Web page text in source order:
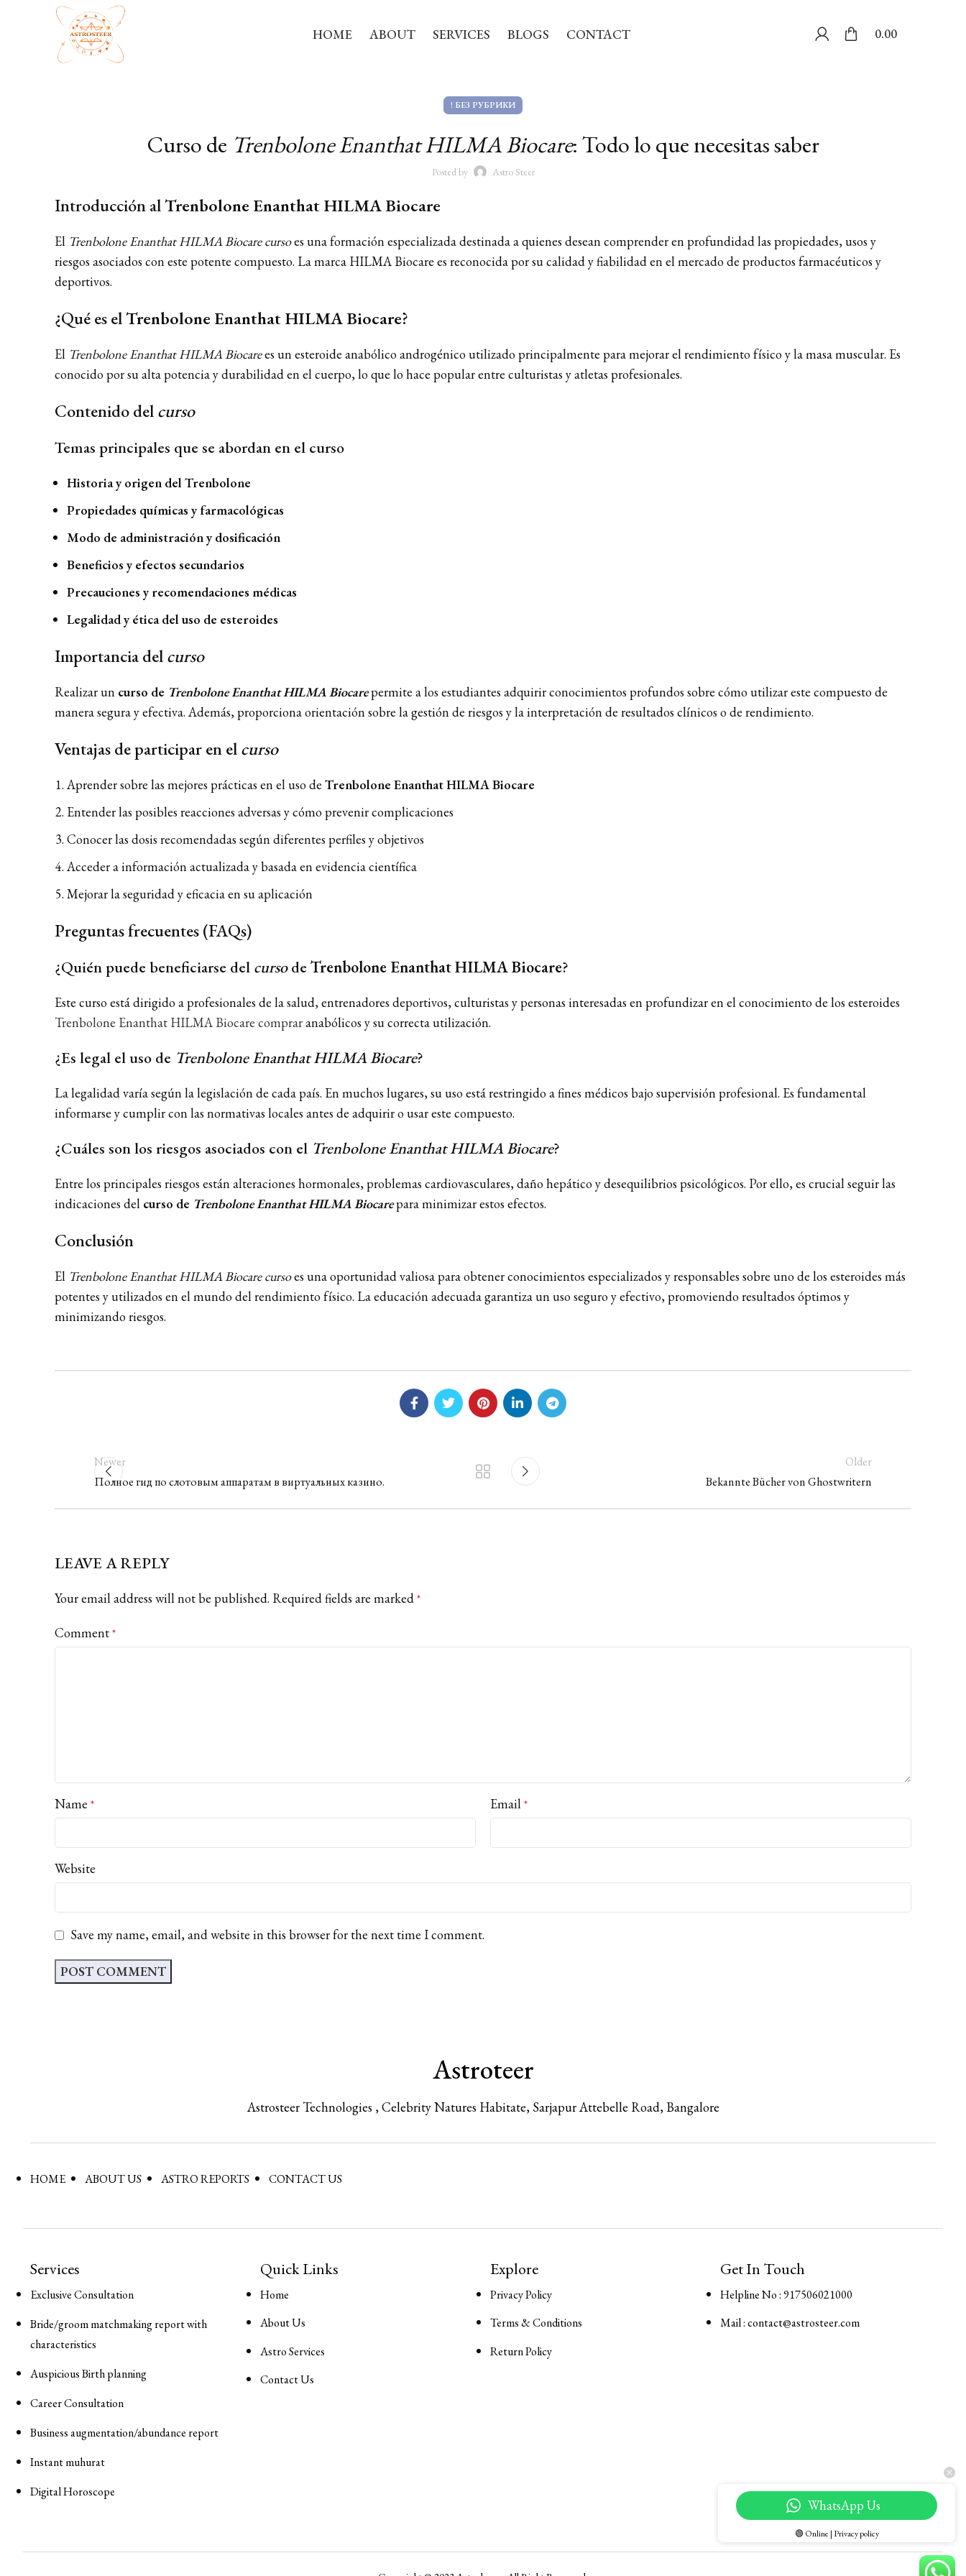
HOME ABOUT SERVICES BLOGS CONTACT 0.00
! БЕЗ РУБРИКИ
Curso de Trenbolone Enanthat HILMA Biocare: Todo lo que necesitas saber
Posted by Astro Steer
Introducción alTrenbolone Enanthat HILMA Biocare
El Trenbolone Enanthat HILMA Biocare cursoes una formación especializada destinada a quienes desean comprender en profundidad las propiedades, usos y
riesgos asociados con este potente compuesto. La marca HILMA Biocare es reconocida por su calidad y fiabilidad en el mercado de productos farmacéuticos y
deportivos.
¿Qué es elTrenbolone Enanthat HILMA Biocare?
El Trenbolone Enanthat HILMA Biocarees un esteroide anabólico androgénico utilizado principalmente para mejorar el rendimiento físico y la masa muscular. Es
conocido por su alta potencia y durabilidad en el cuerpo, lo que lo hace popular entre culturistas y atletas profesionales.
Contenido delcurso
Temas principales que se abordan en el curso
Historia y origen del Trenbolone
Propiedades químicas y farmacológicas
Modo de administración y dosificación
Beneficios y efectos secundarios
Precauciones y recomendaciones médicas
Legalidad y ética del uso de esteroides
Importancia delcurso
Realizar un curso de Trenbolone Enanthat HILMA Biocarepermite a los estudiantes adquirir conocimientos profundos sobre cómo utilizar este compuesto de
manera segura y efectiva. Además, proporciona orientación sobre la gestión de riesgos y la interpretación de resultados clínicos o de rendimiento.
Ventajas de participar en elcurso
Aprender sobre las mejores prácticas en el uso de Trenbolone Enanthat HILMA Biocare
Entender las posibles reacciones adversas y cómo prevenir complicaciones
Conocer las dosis recomendadas según diferentes perfiles y objetivos
Acceder a información actualizada y basada en evidencia científica
Mejorar la seguridad y eficacia en su aplicación
Preguntas frecuentes (FAQs)
¿Quién puede beneficiarse del cursode Trenbolone Enanthat HILMA Biocare?
Este curso está dirigido a profesionales de la salud, entrenadores deportivos, culturistas y personas interesadas en profundizar en el conocimiento de los esteroides
Trenbolone Enanthat HILMA Biocare compraranabólicos y su correcta utilización.
¿Es legal el uso de Trenbolone Enanthat HILMA Biocare?
La legalidad varía según la legislación de cada país. En muchos lugares, su uso está restringido a fines médicos bajo supervisión profesional. Es fundamental
informarse y cumplir con las normativas locales antes de adquirir o usar este compuesto.
¿Cuáles son los riesgos asociados con el Trenbolone Enanthat HILMA Biocare?
Entre los principales riesgos están alteraciones hormonales, problemas cardiovasculares, daño hepático y desequilibrios psicológicos. Por ello, es crucial seguir las
indicaciones del curso de Trenbolone Enanthat HILMA Biocarepara minimizar estos efectos.
Conclusión
El Trenbolone Enanthat HILMA Biocare cursoes una oportunidad valiosa para obtener conocimientos especializados y responsables sobre uno de los esteroides más
potentes y utilizados en el mundo del rendimiento físico. La educación adecuada garantiza un uso seguro y efectivo, promoviendo resultados óptimos y
minimizando riesgos.
Newer
Полное гид по слотовым аппаратам в виртуальных казино.
Older
Bekannte Bücher von Ghostwritern
LEAVE A REPLY
Your email address will not be published. Required fields are marked*
Comment*
Name * Email*
Website
Save my name, email, and website in this browser for the next time I comment.
Astroteer
Astrosteer Technologies , Celebrity Natures Habitate, Sarjapur Attebelle Road, Bangalore
HOME ABOUT US ASTRO REPORTS CONTACT US
Services
Exclusive Consultation
Bride/groom matchmaking report with
characteristics
Auspicious Birth planning
Career Consultation
Business augmentation/abundance report
Instant muhurat
Digital Horoscope
Quick Links
Home
About Us
Astro Services
Contact Us
Explore
Privacy Policy
Terms & Conditions
Return Policy
Get In Touch
Helpline No : 917506021000
Mail : contact@astrosteer.com
WhatsApp Us
🟢 Online | Privacy policy